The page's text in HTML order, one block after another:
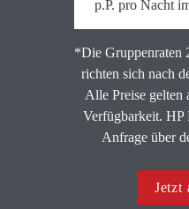
p.P. pro Nacht
*Die Gruppenraten
richten sich nach
Alle Preise gelten
Verfügbarkeit. HP
Anfrage über
Jetzt